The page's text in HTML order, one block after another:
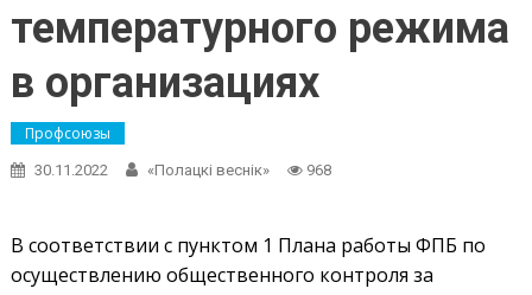
температурного режима
в организациях
Профсоюзы
30.11.2022 «Полацкі веснік» 968
В соответствии с пунктом 1 Плана работы ФПБ по
осуществлению общественного контроля за